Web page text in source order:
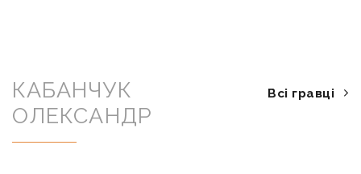
КАБАНЧУК
ОЛЕКСАНДР
Всі гравці